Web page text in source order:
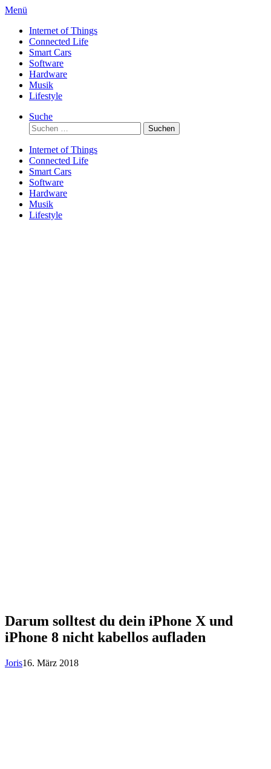
Direkt
Inhalt
Menü
Internet of Things
Connected Life
Smart Cars
Software
Hardware
Musik
Lifestyle
Suche
Suchen
nach:
Internet of Things
Connected Life
Smart Cars
Software
Hardware
Musik
Lifestyle
Darum solltest du dein iPhone X und
iPhone 8 nicht kabellos aufladen
Joris16. März 2018